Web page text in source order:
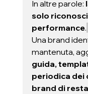
In altre parole:
solo
performance.
Una brand
mantenuta,
guida,
periodica dei
brand di